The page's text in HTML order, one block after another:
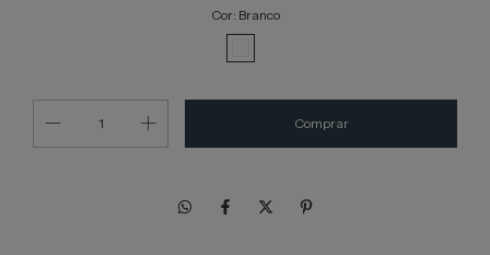
Cor: Branco